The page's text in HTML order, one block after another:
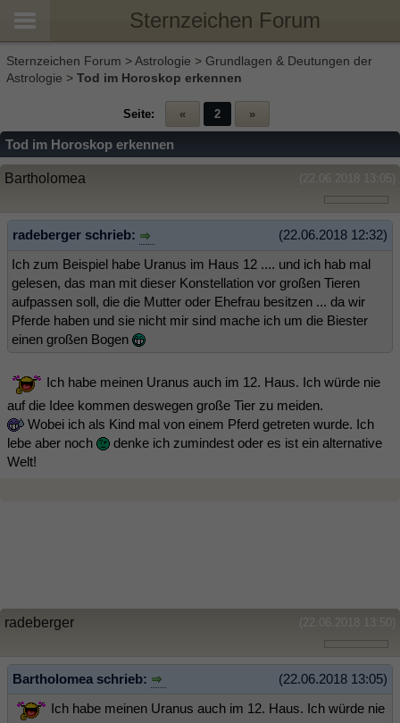
Sternzeichen Forum
Sternzeichen Forum >Astrologie > Grundlagen & Deutungen der
Astrologie > Tod im Horoskop erkennen
Seite: « 2 »
Tod im Horoskop erkennen
(22.06.2018 13:05)
Bartholomea
(22.06.2018 12:32)
radeberger schrieb:
Ich zum Beispiel habe Uranus im Haus 12 .... und ich hab mal
gelesen, das man mit dieser Konstellation vor großen Tieren
aufpassen soll, die die Mutter oder Ehefrau besitzen ... da wir
Pferde haben und sie nicht mir sind mache ich um die Biester
einen großen Bogen
Ich habe meinen Uranus auch im 12. Haus. Ich würde nie
auf die Idee kommen deswegen große Tier zu meiden.
Wobei ich als Kind mal von einem Pferd getreten wurde. Ich
lebe aber noch
denke ich zumindest oder es ist ein alternative
Welt!
(22.06.2018 13:50)
radeberger
(22.06.2018 13:05)
Bartholomea schrieb:
Ich habe meinen Uranus auch im 12. Haus. Ich würde nie